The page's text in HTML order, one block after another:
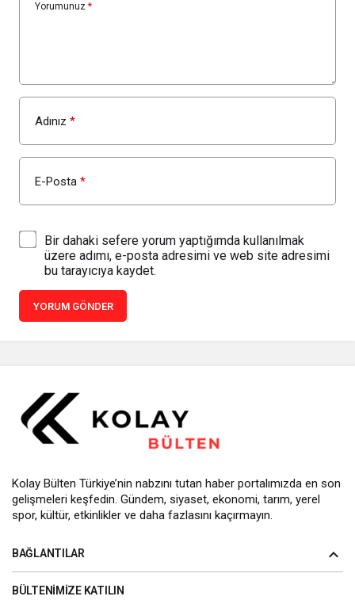
Yorumunuz *
Adınız *
E-Posta *
Bir dahaki sefere yorum yaptığımda kullanılmak
üzere adımı, e-posta adresimi ve web site adresimi
bu tarayıcıya kaydet.
YORUM GÖNDER
Kolay Bülten Türkiye’nin nabzını tutan haber portalımızda en son
gelişmeleri keşfedin. Gündem, siyaset, ekonomi, tarım, yerel
spor, kültür, etkinlikler ve daha fazlasını kaçırmayın.
BAĞLANTILAR
BÜLTENIMIZE KATILIN